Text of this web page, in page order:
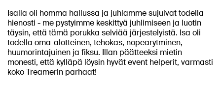
Isalla oli homma hallussa ja juhlamme sujuivat todella
hienosti - me pystyimme keskittyä juhlimiseen ja luotin
täysin, että tämä porukka selviää järjestelyistä. Isa oli
todella oma-alotteinen, tehokas, nopearytminen,
huumorintajuinen ja fiksu. Illan päätteeksi mietin
monesti, että kylläpä löysin hyvät event helperit, varmasti
koko Treamerin parhaat!